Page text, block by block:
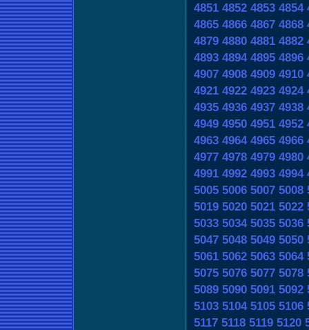
4851 4852 4853 4854
4865 4866 4867 4868
4879 4880 4881 4882
4893 4894 4895 4896
4907 4908 4909 4910
4921 4922 4923 4924
4935 4936 4937 4938
4949 4950 4951 4952
4963 4964 4965 4966
4977 4978 4979 4980
4991 4992 4993 4994
5005 5006 5007 5008
5019 5020 5021 5022
5033 5034 5035 5036
5047 5048 5049 5050
5061 5062 5063 5064
5075 5076 5077 5078
5089 5090 5091 5092
5103 5104 5105 5106
5117 5118 5119 5120